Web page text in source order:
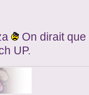
On dirait
UP.